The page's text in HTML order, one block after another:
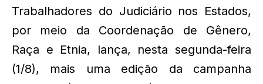
Trabalhadores do Judiciário nos Estados,
por meio da Coordenação de Gênero,
Raça e Etnia, lança, nesta segunda-feira
(1/8), mais uma edição da campanha